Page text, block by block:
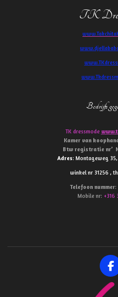
TK
Bedrijfs
TK dressmode
Kamer van
Btw registratie nr’
Adres: Montageweg
winkel nr 31256 ,
Telefoon nummer:
Mobile nr: +316
F
a
c